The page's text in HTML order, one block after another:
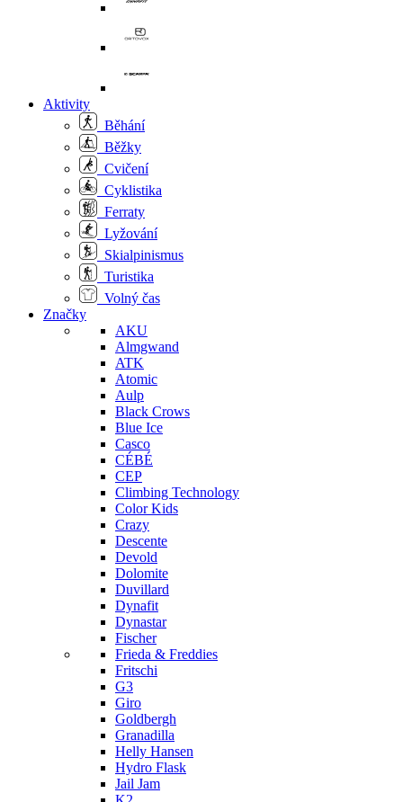
Aktivity
Běhání
Běžky
Cvičení
Cyklistika
Ferraty
Lyžování
Skialpinismus
Turistika
Volný čas
Značky
AKU
Almgwand
ATK
Atomic
Aulp
Black Crows
Blue Ice
Casco
CÉBÉ
CEP
Climbing Technology
Color Kids
Crazy
Descente
Devold
Dolomite
Duvillard
Dynafit
Dynastar
Fischer
Frieda & Freddies
Fritschi
G3
Giro
Goldbergh
Granadilla
Helly Hansen
Hydro Flask
Jail Jam